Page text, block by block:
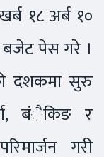
१८ अर्ब १०
बजेट पेस गरे ।
दशकमा सुरु
बंैकिङ र
गरी